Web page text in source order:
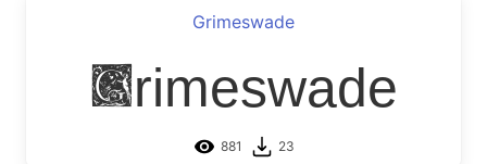
Grimeswade
Grimeswade
881 23